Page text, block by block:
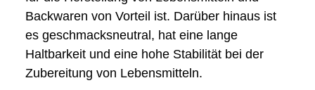
Backwaren von Vorteil ist. Darüber hinaus ist
es geschmacksneutral, hat eine lange
Haltbarkeit und eine hohe Stabilität bei der
Zubereitung von Lebensmitteln.